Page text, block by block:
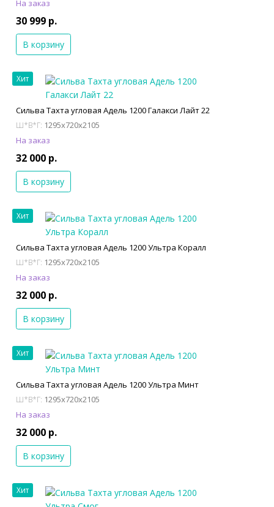
На заказ
30 999 р.
В корзину
Хит
Сильва Тахта угловая Адель 1200 Галакси Лайт 22
Ш*В*Г: 1295x720x2105
На заказ
32 000 р.
В корзину
Хит
Сильва Тахта угловая Адель 1200 Ультра Коралл
Ш*В*Г: 1295x720x2105
На заказ
32 000 р.
В корзину
Хит
Сильва Тахта угловая Адель 1200 Ультра Минт
Ш*В*Г: 1295x720x2105
На заказ
32 000 р.
В корзину
Хит